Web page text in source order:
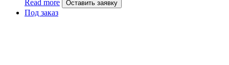
Read more Оставить заявку
Под заказ